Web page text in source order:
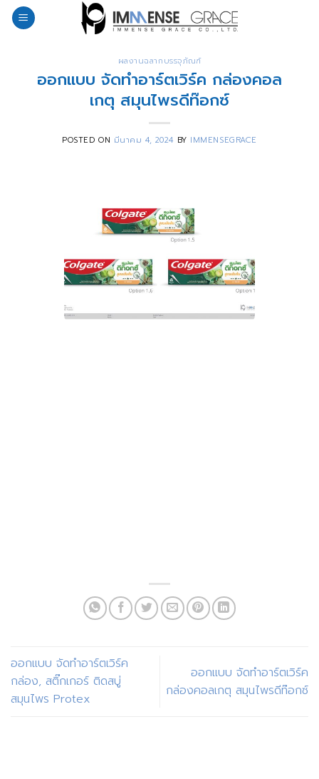
Skip
ผลงานฉลากบรรจุภัณฑ์
ออกแบบ จัดทำอาร์ตเวิร์ค กล่องคอล
เกตุ สมุนไพรดีท๊อกซ์
POSTED ON มีนาคม 4, 2024 BY IMMENSEGRACE
ออกแบบ จัดทำอาร์ตเวิร์ค
กล่อง, สติ๊กเกอร์ ติดสบู่
สมุนไพร Protex
ออกแบบ จัดทำอาร์ตเวิร์ค
กล่องคอลเกตุ สมุนไพรดีท๊อกซ์